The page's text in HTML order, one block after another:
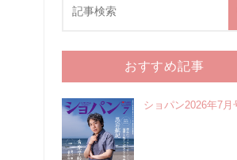
おすすめ記事
ショパン2026年7月